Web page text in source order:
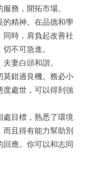
務，開拓市場。
的精神。在品德和學
同時，肩負起改善社
不可急進。
妻白頭和諧。
莫錯過良機。務必小
度處世，可以得到強
處目標，熟悉了環境
且得有能力幫助別
回應。你可以和志同